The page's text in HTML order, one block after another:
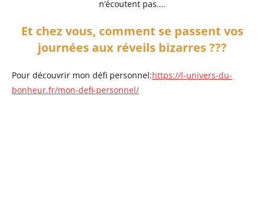
n’écoutent pas….
Et chez vous, comment se passent vos
journées aux réveils bizarres ???
Pour découvrir mon défi personnel:https://l-univers-du-
bonheur.fr/mon-defi-personnel/